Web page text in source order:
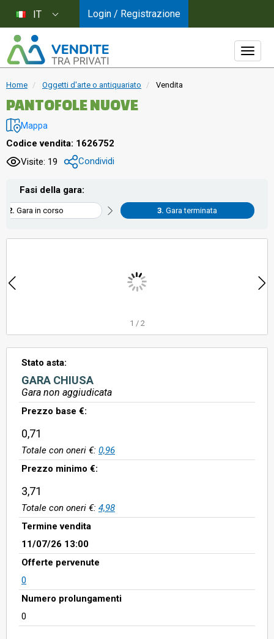
Home Oggetti d'arte o antiquariato Vendita
PANTOFOLE NUOVE
Mappa
Codice vendita: 1626752
Visite: 19
Condividi
Fasi della gara:
Gara in corso Gara terminata
1 / 2
Stato asta:
GARA CHIUSA
Gara non aggiudicata
Prezzo base €:
0,71
Totale con oneri €: 0,96
Prezzo minimo €:
3,71
Totale con oneri €: 4,98
Termine vendita
11/07/26 13:00
Offerte pervenute
0
Numero prolungamenti
0
IT Login / Registrazione